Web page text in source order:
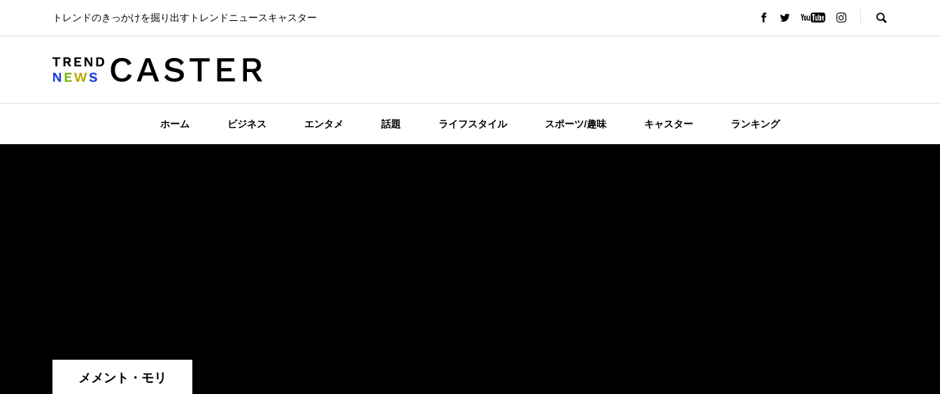
トレンドのきっかけを掘り出すトレンドニュースキャスター
ホーム ビジネス エンタメ 話題 ライフスタイル スポーツ/趣味 キャスター ランキング
メメント・モリ